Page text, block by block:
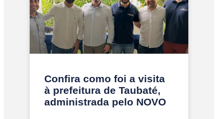
Confira como foi a visita
à prefeitura de Taubaté,
administrada pelo NOVO